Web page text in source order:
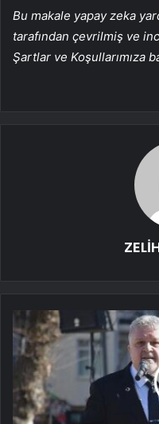
Bu makale yapay zeka
tarafından çevrilmiş ve
Şartlar ve Koşullarımıza